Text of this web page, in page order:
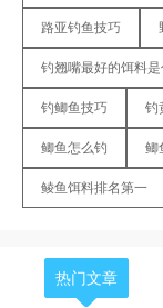
路亚钓鱼技巧
钓翘嘴最好的饵料是
钓鲫鱼技巧 钓
鲫鱼怎么钓 鲫
鲮鱼饵料排名第一
热门文章